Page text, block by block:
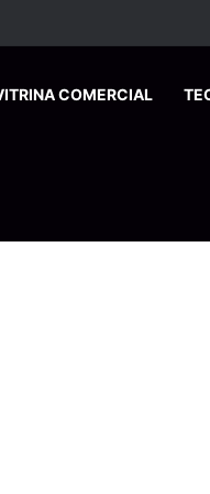
el turismo europeo
COMERCIAL